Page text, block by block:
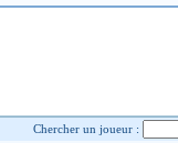
Chercher un joueur :